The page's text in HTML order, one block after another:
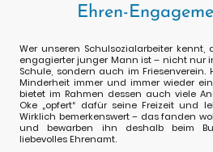
Ehren-
Wer unseren Schulsozialarbeiter kennt,
engagierter junger Mann ist – nicht nur
Schule, sondern auch im
Minderheit immer und immer wieder
bietet im Rahmen dessen auch viele
Oke „opfert“ dafür seine Freizeit und
Wirklich bemerkenswert – das fanden
und bewarben ihn deshalb beim
liebevolles Ehrenamt.